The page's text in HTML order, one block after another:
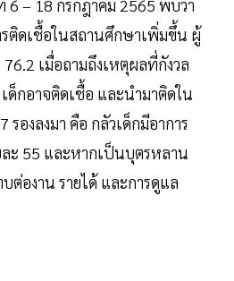
6 – 18 กรกฎาคม 2565 พบว่า
ติดเชื้อในสถานศึกษาเพิ่มขึ้น ผู้
เมื่อถามถึงเหตุผลที่กังวล
ด็กอาจติดเชื้อ และนำมาติดใน
รองลงมา คือ กลัวเด็กมีอาการ
ะ 55 และหากเป็นบุตรหลาน
ต่องาน รายได้ และการดูแล